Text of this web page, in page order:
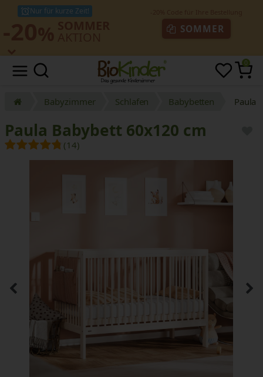
Nur für kurze Zeit!
SOMMER
0
Babyzimmer Schlafen Babybetten Paula
Paula Babybett 60x120 cm
(14)